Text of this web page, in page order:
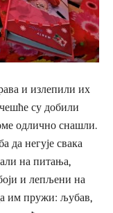
и излепили их
су добили
одлично снашли.
да негује свака
на питања,
и лепљени на
им пружи: љубав,